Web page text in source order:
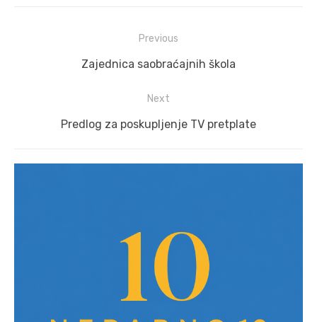
navigation
Previous
Previous
Zajednica saobraćajnih škola
Next
Next
Predlog za poskupljenje TV pretplate